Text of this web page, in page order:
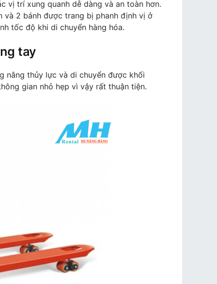
vị trí xung quanh dễ dàng và an toàn hơn.
và 2 bánh được trang bị phanh định vị ở
tốc độ khi di chuyển hàng hóa.
tay
nâng thủy lực và di chuyển được khối
gian nhỏ hẹp vì vậy rất thuận tiện.